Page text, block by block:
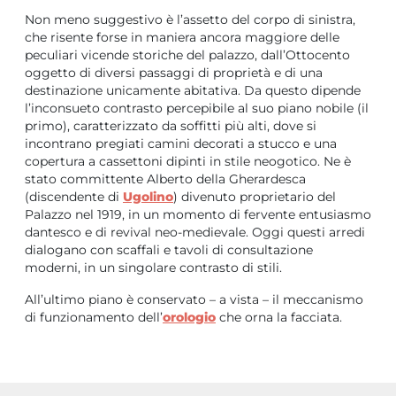
Non meno suggestivo è l’assetto del corpo di sinistra,
che risente forse in maniera ancora maggiore delle
peculiari vicende storiche del palazzo, dall’Ottocento
oggetto di diversi passaggi di proprietà e di una
destinazione unicamente abitativa. Da questo dipende
l’inconsueto contrasto percepibile al suo piano nobile (il
primo), caratterizzato da soffitti più alti, dove si
incontrano pregiati camini decorati a stucco e una
copertura a cassettoni dipinti in stile neogotico. Ne è
stato committente Alberto della Gherardesca
(discendente di Ugolino) divenuto proprietario del
Palazzo nel 1919, in un momento di fervente entusiasmo
dantesco e di revival neo-medievale. Oggi questi arredi
dialogano con scaffali e tavoli di consultazione
moderni, in un singolare contrasto di stili.
All’ultimo piano è conservato – a vista – il meccanismo
di funzionamento dell’orologio che orna la facciata.